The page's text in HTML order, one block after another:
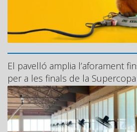
El pavelló amplia l’aforament
per a les finals de la